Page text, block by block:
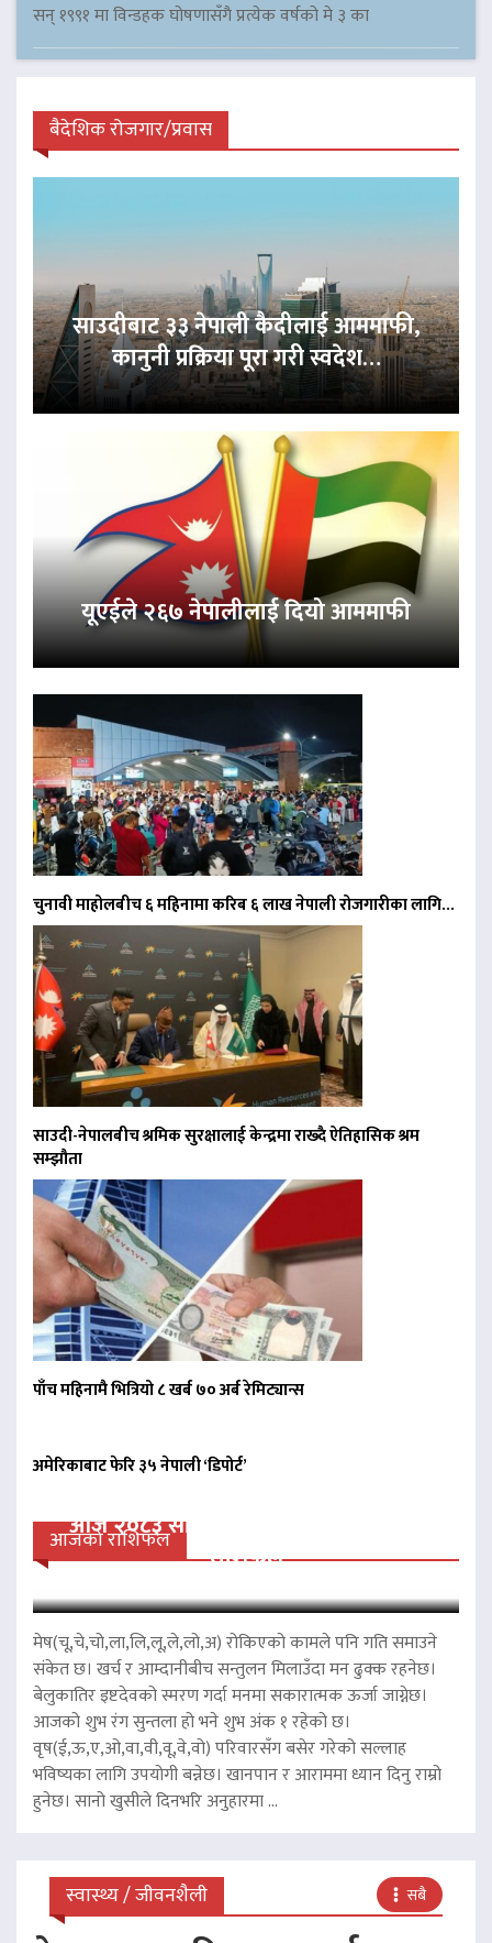
सन् १९९१ मा विन्डहक घोषणासँगै प्रत्येक वर्षको मे ३ का
बैदेशिक रोजगार/प्रवास
साउदीबाट ३३ नेपाली कैदीलाई आममाफी,
कानुनी प्रक्रिया पूरा गरी स्वदेश…
यूएईले २६७ नेपालीलाई दियो आममाफी
चुनावी माहोलबीच ६ महिनामा करिब ६ लाख नेपाली रोजगारीका लागि…
साउदी-नेपालबीच श्रमिक सुरक्षालाई केन्द्रमा राख्दै ऐतिहासिक श्रम
सम्झौता
पाँच महिनामै भित्रियो ८ खर्ब ७० अर्ब रेमिट्यान्स
अमेरिकाबाट फेरि ३५ नेपाली ‘डिपोर्ट’
आजको राशिफल
आज २०८३ साल साउन २१ गते बिहीवारको
राशिफल
मेष(चू,चे,चो,ला,लि,लू,ले,लो,अ) रोकिएको कामले पनि गति समाउने
संकेत छ। खर्च र आम्दानीबीच सन्तुलन मिलाउँदा मन ढुक्क रहनेछ।
बेलुकातिर इष्टदेवको स्मरण गर्दा मनमा सकारात्मक ऊर्जा जाग्नेछ।
आजको शुभ रंग सुन्तला हो भने शुभ अंक १ रहेको छ।
वृष(ई,ऊ,ए,ओ,वा,वी,वू,वे,वो) परिवारसँग बसेर गरेको सल्लाह
भविष्यका लागि उपयोगी बन्नेछ। खानपान र आराममा ध्यान दिनु राम्रो
हुनेछ। सानो खुसीले दिनभरि अनुहारमा ...
स्वास्थ्य / जीवनशैली सबै